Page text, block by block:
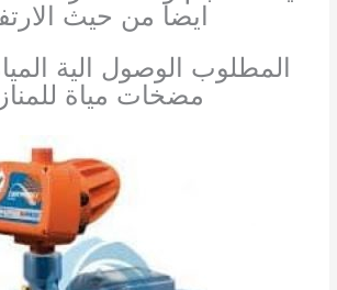
ايضا من حيث
المطلوب الوصول الية
مضخات مياة